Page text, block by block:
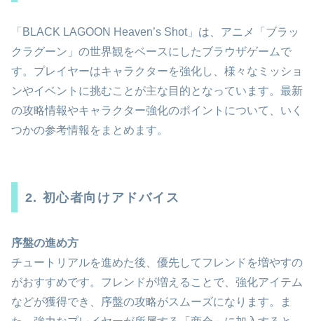
「BLACK LAGOON Heaven’s Shot」は、アニメ「ブラッ
クラグーン」の世界観をベースにしたブラウザゲームで
す。プレイヤーはキャラクターを強化し、様々なミッショ
ンやイベントに挑むことが主な目的となっています。最新
の攻略情報やキャラクター強化のポイントについて、いく
つかの参考情報をまとめます。
2. 初心者向けアドバイス
序盤の進め方
チュートリアルを進めた後、優先してフレンドを増やすの
がおすすめです。フレンドが増えることで、強化アイテム
などが獲得でき、序盤の攻略がスムーズになります。ま